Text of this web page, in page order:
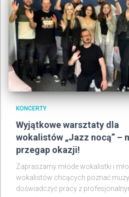
KONCERTY
Wyjątkowe warsztaty dla
wokalistów „Jazz nocą” –
przegap okazji!
Zapraszamy młode wokalistki i
wokalistów chcących poznać
doświadczyć pracy z